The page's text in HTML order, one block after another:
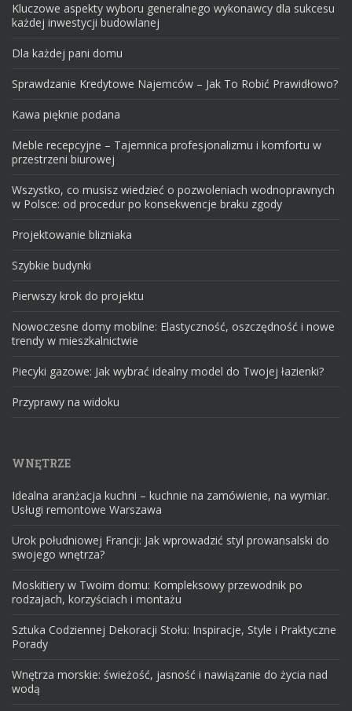
Kluczowe aspekty wyboru generalnego wykonawcy dla sukcesu
każdej inwestycji budowlanej
Dla każdej pani domu
Sprawdzanie Kredytowe Najemców – Jak To Robić Prawidłowo?
Kawa pięknie podana
Meble recepcyjne – Tajemnica profesjonalizmu i komfortu w
przestrzeni biurowej
Wszystko, co musisz wiedzieć o pozwoleniach wodnoprawnych
w Polsce: od procedur po konsekwencje braku zgody
Projektowanie blizniaka
Szybkie budynki
Pierwszy krok do projektu
Nowoczesne domy mobilne: Elastyczność, oszczędność i nowe
trendy w mieszkalnictwie
Piecyki gazowe: Jak wybrać idealny model do Twojej łazienki?
Przyprawy na widoku
WNĘTRZE
Idealna aranżacja kuchni – kuchnie na zamówienie, na wymiar.
Usługi remontowe Warszawa
Urok południowej Francji: Jak wprowadzić styl prowansalski do
swojego wnętrza?
Moskitiery w Twoim domu: Kompleksowy przewodnik po
rodzajach, korzyściach i montażu
Sztuka Codziennej Dekoracji Stołu: Inspiracje, Style i Praktyczne
Porady
Wnętrza morskie: świeżość, jasność i nawiązanie do życia nad
wodą